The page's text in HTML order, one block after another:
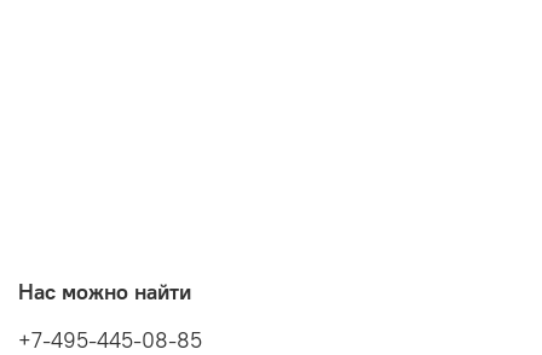
Нас можно найти
+7-495-445-08-85